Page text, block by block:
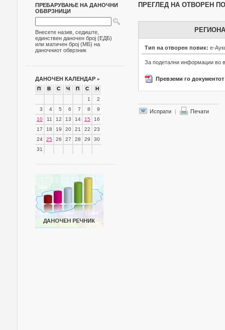
ПРЕБАРУВАЊЕ НА ДАНОЧНИ
ОБВРЗНИЦИ
Внесете назив, седиште,
единствен даночен број (ЕДБ)
или матичен број (МБ) на
даночниот обврзник
ДАНОЧЕН КАЛЕНДАР »
П В С Ч П С
Н
1
2
3
4 5 6 7 8
9
10
11 12 13 14 15
16
17
18 19 20 21 22
23
24
25 26 27 28 29
30
31
ПРЕГЛЕД НА ОТВОРЕН
Тип на отворен повик: е-
За подетални информации во
Превземи го документот
Испрати | Печати